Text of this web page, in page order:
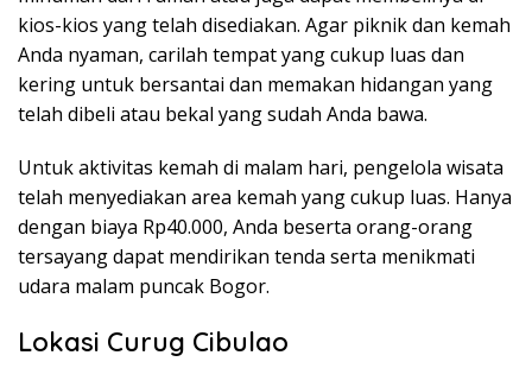
kios-kios yang telah disediakan. Agar piknik dan kemah
Anda nyaman, carilah tempat yang cukup luas dan
kering untuk bersantai dan memakan hidangan yang
telah dibeli atau bekal yang sudah Anda bawa.
Untuk aktivitas kemah di malam hari, pengelola wisata
telah menyediakan area kemah yang cukup luas. Hanya
dengan biaya Rp40.000, Anda beserta orang-orang
tersayang dapat mendirikan tenda serta menikmati
udara malam puncak Bogor.
Lokasi Curug Cibulao